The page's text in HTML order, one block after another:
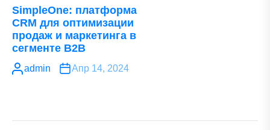
SimpleOne: платформа
CRM для оптимизации
продаж и маркетинга в
сегменте B2B
admin Апр 14, 2024